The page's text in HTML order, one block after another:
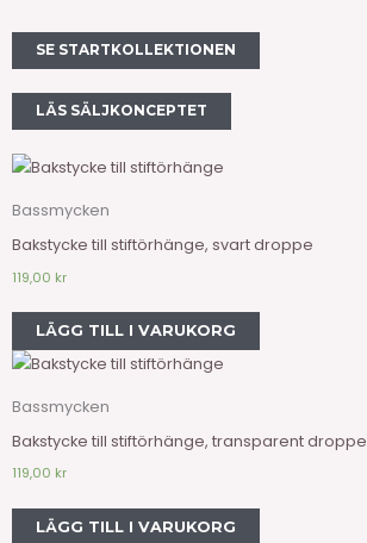
SE STARTKOLLEKTIONEN
LÄS SÄLJKONCEPTET
Bassmycken
Bakstycke till stiftörhänge, svart droppe
119,00 kr
LÄGG TILL I VARUKORG
Bassmycken
Bakstycke till stiftörhänge, transparent droppe
119,00 kr
LÄGG TILL I VARUKORG